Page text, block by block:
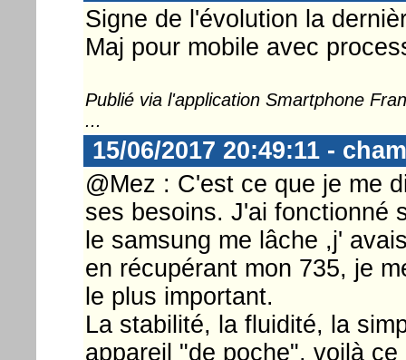
Signe de l'évolution la
Maj pour mobile avec
Publié via l'application Smartphone
...
15/06/2017 20:49:11 -
@Mez : C'est ce que je me
ses besoins. J'ai fonctionné
le samsung me lâche ,j'
en récupérant mon 735, je
le plus important.
La stabilité, la fluidité, la
appareil "de poche", voilà